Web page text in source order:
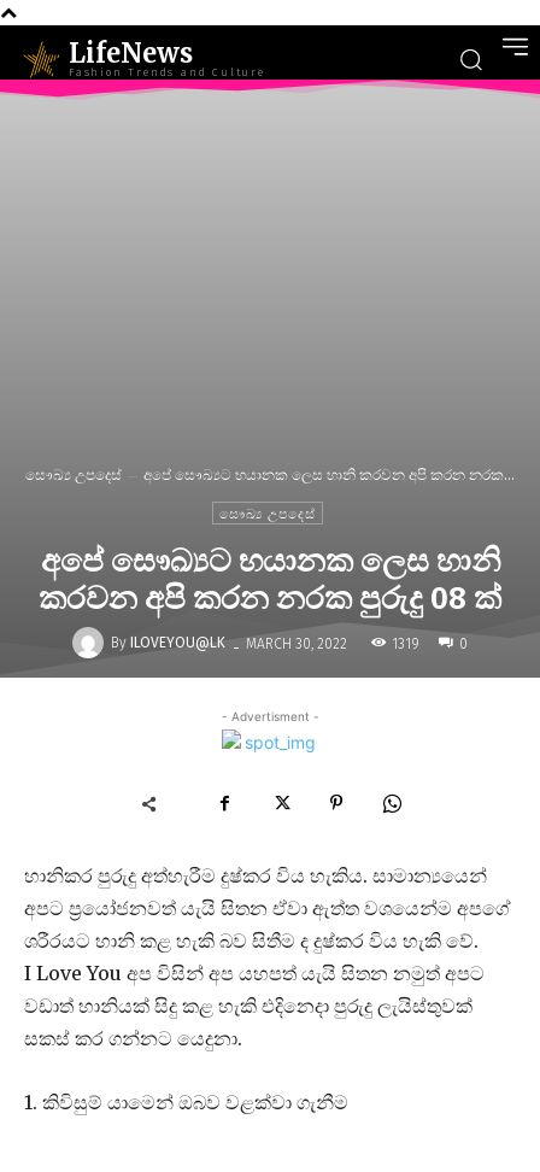
LifeNews
Fashion Trends and Culture
සෞඛ්‍ය උපදෙස් අපේ සෞඛ්‍යට භයානක ලෙස හානි කරවන අපි කරන නරක...
සෞඛ්‍ය උපදෙස්
අපේ සෞඛ්‍යට භයානක ලෙස හානි
කරවන අපි කරන නරක පුරුදු 08 ක්
By ILOVEYOU@LK - MARCH 30, 2022 1319 0
- Advertisment -
හානිකර පුරුදු අත්හැරීම දුෂ්කර විය හැකිය. සාමාන්‍යයෙන්
අපට ප්‍රයෝජනවත් යැයි සිතන ඒවා ඇත්ත වශයෙන්ම අපගේ
ශරීරයට හානි කළ හැකි බව සිතීම ද දුෂ්කර විය හැකි වේ.
I Love You අප විසින් අප යහපත් යැයි සිතන නමුත් අපට
වඩාත් හානියක් සිදු කළ හැකි එදිනෙදා පුරුදු ලැයිස්තුවක්
සකස් කර ගන්නට යෙදුනා.
1. කිවිසුම් යාමෙන් ඔබව වළක්වා ගැනීම